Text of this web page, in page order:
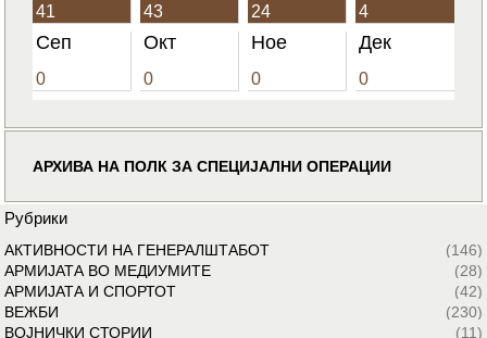
41 43 24 4
Сеп
0
Окт
0
Ное
0
Дек
0
АРХИВА НА ПОЛК ЗА СПЕЦИЈАЛНИ ОПЕРАЦИИ
Рубрики
АКТИВНОСТИ НА ГЕНЕРАЛШТАБОТ
(146)
АРМИЈАТА ВО МЕДИУМИТЕ
(28)
АРМИЈАТА И СПОРТОТ
(42)
ВЕЖБИ
(230)
ВОЈНИЧКИ СТОРИИ
(11)